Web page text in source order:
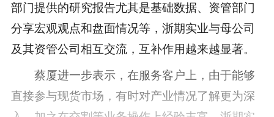
部门提供的研究报告尤其是基础数据、资管部门
分享宏观观点和盘面情况等，浙期实业与母公司
及其资管公司相互交流，互补作用越来越显著。
蔡厦进一步表示，在服务客户上，由于能够
直接参与现货市场，有时对产业情况了解更为深